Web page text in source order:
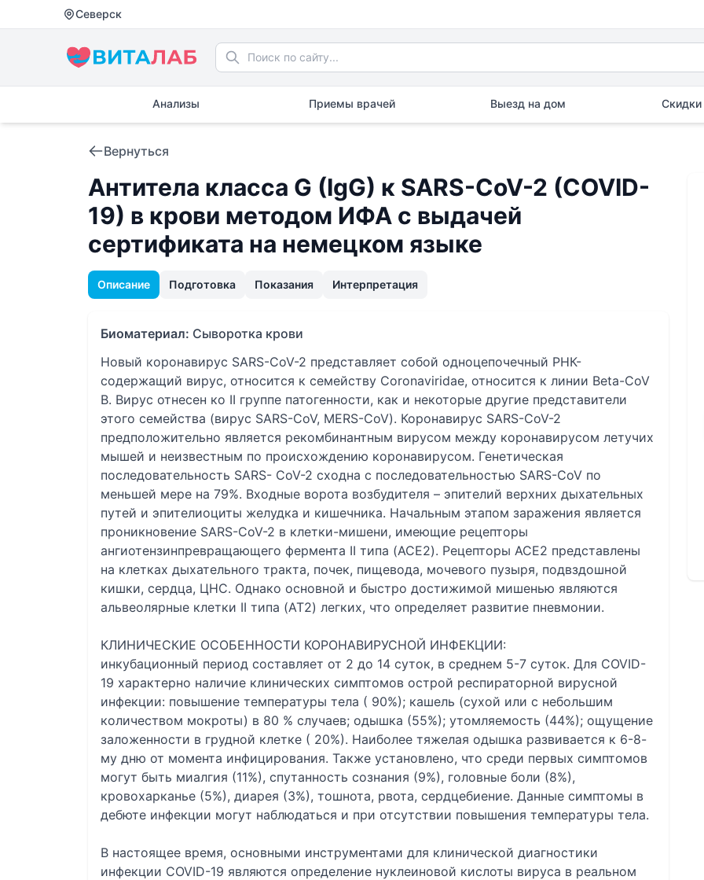
Северск
Анализы Приемы врачей Выезд на дом Скидки
Вернуться
Антитела класса G (IgG) к SARS-CoV-2 (COVID-
19) в крови методом ИФА с выдачей
сертификата на немецком языке
Описание Подготовка Показания Интерпретация
Биоматериал: Сыворотка крови
Новый коронавирус SARS-CoV-2 представляет собой одноцепочечный РНК-
содержащий вирус, относится к семейству Coronaviridae, относится к линии Beta-CoV
B. Вирус отнесен ко II группе патогенности, как и некоторые другие представители
этого семейства (вирус SARS-CoV, MERS-CoV). Коронавирус SARS-CoV-2
предположительно является рекомбинантным вирусом между коронавирусом летучих
мышей и неизвестным по происхождению коронавирусом. Генетическая
последовательность SARS- CoV-2 сходна с последовательностью SARS-CoV по
меньшей мере на 79%. Входные ворота возбудителя – эпителий верхних дыхательных
путей и эпителиоциты желудка и кишечника. Начальным этапом заражения является
проникновение SARS-CoV-2 в клетки-мишени, имеющие рецепторы
ангиотензинпревращающего фермента II типа (ACE2). Рецепторы ACE2 представлены
на клетках дыхательного тракта, почек, пищевода, мочевого пузыря, подвздошной
кишки, сердца, ЦНС. Однако основной и быстро достижимой мишенью являются
альвеолярные клетки II типа (AT2) легких, что определяет развитие пневмонии.
КЛИНИЧЕСКИЕ ОСОБЕННОСТИ КОРОНАВИРУСНОЙ ИНФЕКЦИИ:
инкубационный период составляет от 2 до 14 суток, в среднем 5-7 суток. Для COVID-
19 характерно наличие клинических симптомов острой респираторной вирусной
инфекции: повышение температуры тела ( 90%); кашель (сухой или с небольшим
количеством мокроты) в 80 % случаев; одышка (55%); утомляемость (44%); ощущение
заложенности в грудной клетке ( 20%). Наиболее тяжелая одышка развивается к 6-8-
му дню от момента инфицирования. Также установлено, что среди первых симптомов
могут быть миалгия (11%), спутанность сознания (9%), головные боли (8%),
кровохарканье (5%), диарея (3%), тошнота, рвота, сердцебиение. Данные симптомы в
дебюте инфекции могут наблюдаться и при отсутствии повышения температуры тела.
В настоящее время, основными инструментами для клинической диагностики
инфекции COVID-19 являются определение нуклеиновой кислоты вируса в реальном